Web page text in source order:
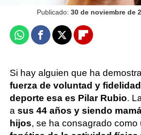
Publicado: 30 de noviembre de
WhatsappFacebook
X Flipboard
Si hay alguien que ha
fuerza de voluntad y
deporte esa es Pilar Rubio.
a sus 44 años y siendo
hijos, se ha consagrado como